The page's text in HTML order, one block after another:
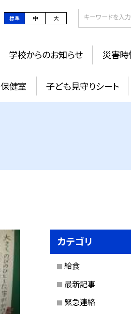
標準 中 大
学校からのお知らせ 災害
保健室 子ども見守りシート
カテゴリ
給食
最新記事
緊急連絡